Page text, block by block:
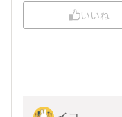
いいね